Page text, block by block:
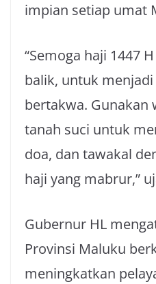
impian setiap umat
“Semoga haji 1447
balik, untuk
bertakwa. Gunakan
tanah suci untuk
doa, dan tawakal
haji yang mabrur,”
Gubernur HL
Provinsi Maluku
meningkatkan